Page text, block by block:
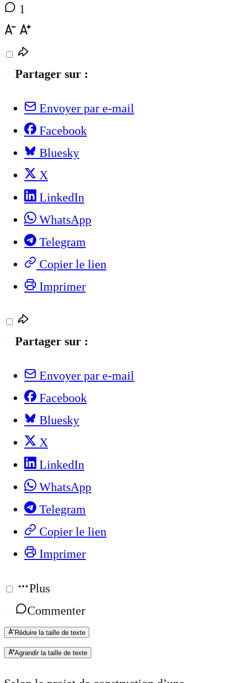
1
Partager sur :
Envoyer par e-mail
Facebook
Bluesky
X
LinkedIn
WhatsApp
Telegram
Copier le lien
Imprimer
Partager sur :
Envoyer par e-mail
Facebook
Bluesky
X
LinkedIn
WhatsApp
Telegram
Copier le lien
Imprimer
Plus
Commenter
Réduire la taille de texte
Agrandir la taille de texte